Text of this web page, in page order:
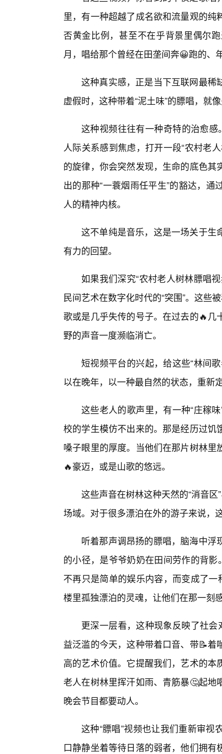
里，有一种超越了成名欲和流量观的
否黄金比例，甚至不在乎背景里偶尔
月，唱给那个曾经在田垄间奔😀跑的、
这种真实感，正是当下互联网最稀
虚假时，这种带着“泥土味”的膘唱，就
这种视频往往有一种奇特的治愈
人际关系感到焦虑，打开一段“农村老
的旋律，你会突然发现，生命的底色
出的那种“一蓑烟雨任平生”的豁达，
人的精神内核。
这不单纯是音乐，这是一场关于生
有力的回望。
如果我们深究“农村老人树林膘唱
民间艺术在数字化时代的“突围”。这些
歌或是几乎失传的号子。在过去的🔥
野的声音一度濒临消亡。
短视频平台的兴起，给这些“林间
以在晚年，以一种最自然的状态，重新
这些老人的歌声里，有一种“庄稼
校的学生模仿不出来的。那是经历过
嗓子眼里的厚度。当他们在那片树林
🔥豪迈，或是山歌的悠远。
这些声音在树林这种天然的“消音
场域。对于很多漂泊在外的游子来说，
听着那声调昂扬的膘唱，脑海中
的小径，是爷爷奶奶在田间劳作的背
不再只是简单的娱乐内容，而变成了
楼里孤独漂泊的灵魂，让他们在那一刻
更深一层看，这种现象反映了社
益泛滥的今天，这种带着口音、带📝
高的艺术价值。它提醒我们，艺术的
老人在树林里挥汗如雨、青筋暴🤔起
晚会节目都要动人。
这种“膘唱”视频也让我们重新审
口静静坐着等待日落的弱者，他们拥